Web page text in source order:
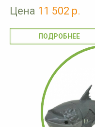
Цена 11 502 р.
ПОДРОБНЕЕ